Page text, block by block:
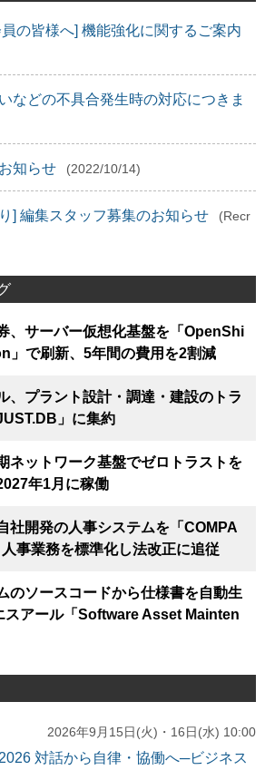
の皆様へ] 機能強化に関するご案内
などの不具合発生時の対応につきま
知らせ (2022/10/14)
] 編集スタッフ募集のお知らせ
(Recr
、サーバー仮想化基盤を「OpenShi
」で刷新、5年間の費用を2割減
、プラント設計・調達・建設のトラ
」に集約
ネットワーク基盤でゼロトラストを
年1月に稼働
社開発の人事システムを「COMPA
事業務を標準化し法改正に追従
のソースコードから仕様書を自動生
スアール「Software Asset Mainten
2026年9月15日(火)・16日(水) 10:00
対話から自律・協働へ─ビジネス